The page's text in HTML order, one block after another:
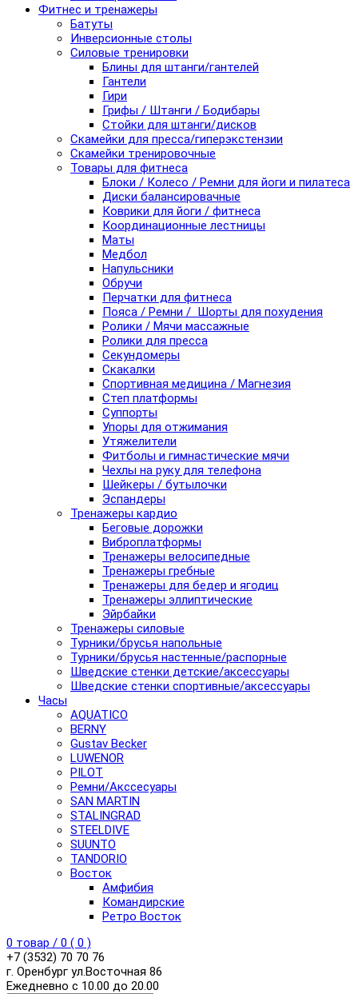
Фитнес и тренажеры
Батуты
Инверсионные столы
Силовые тренировки
Блины для штанги/гантелей
Гантели
Гири
Грифы / Штанги / Бодибары
Стойки для штанги/дисков
Скамейки для пресса/гиперэкстензии
Скамейки тренировочные
Товары для фитнеса
Блоки / Колесо / Ремни для йоги и пилатеса
Диски балансировачные
Коврики для йоги / фитнеса
Координационные лестницы
Маты
Медбол
Напульсники
Обручи
Перчатки для фитнеса
Пояса / Ремни / Шорты для похудения
Ролики / Мячи массажные
Ролики для пресса
Секундомеры
Скакалки
Спортивная медицина / Магнезия
Степ платформы
Суппорты
Упоры для отжимания
Утяжелители
Фитболы и гимнастические мячи
Чехлы на руку для телефона
Шейкеры / бутылочки
Эспандеры
Тренажеры кардио
Беговые дорожки
Виброплатформы
Тренажеры велосипедные
Тренажеры гребные
Тренажеры для бедер и ягодиц
Тренажеры эллиптические
Эйрбайки
Тренажеры силовые
Турники/брусья напольные
Турники/брусья настенные/распорные
Шведские стенки детские/аксессуары
Шведские стенки спортивные/аксессуары
Часы
AQUATICO
BERNY
Gustav Becker
LUWENOR
PILOT
Pемни/Акссесуары
SAN MARTIN
STALINGRAD
STEELDIVE
SUUNTO
TANDORIO
Восток
Амфибия
Командирские
Ретро Восток
0 товар / 0 ( 0 )
+7 (3532) 70 70 76
г. Оренбург ул.Восточная 86
Ежедневно с 10.00 до 20.00